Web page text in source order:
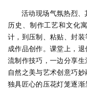
活动现场气氛热烈
历史、制作工艺和文化
计，到压制、粘贴、封
成作品创作。课堂上，
流制作技巧，一边分享
自然之美与艺术创意巧
独具匠心的压花灯笼逐